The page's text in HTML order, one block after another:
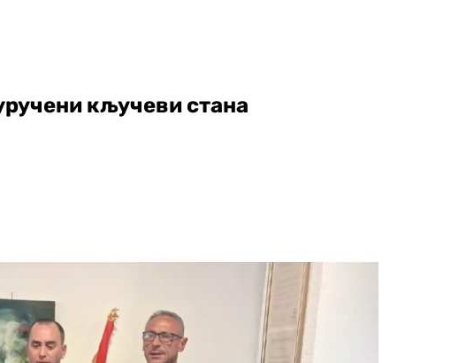
кључеви стана